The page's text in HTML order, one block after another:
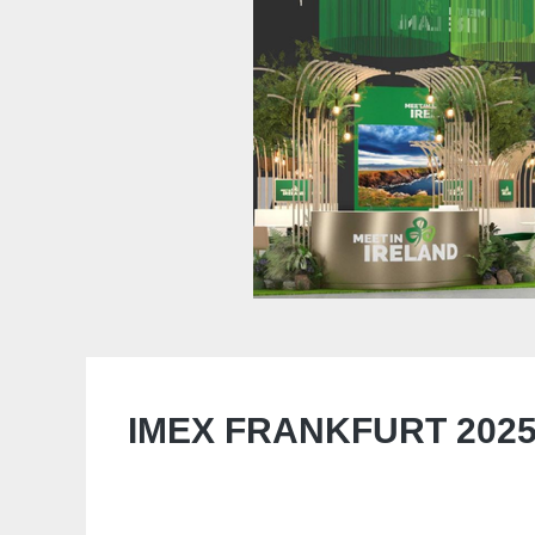
IMEX FRANKFURT